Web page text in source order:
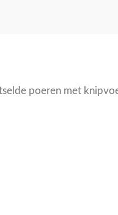
poeren met